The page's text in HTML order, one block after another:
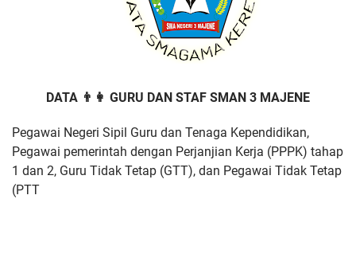
DATA 👨👩 GURU DAN STAF SMAN 3 MAJENE
Pegawai Negeri Sipil Guru dan Tenaga Kependidikan,
Pegawai pemerintah dengan Perjanjian Kerja (PPPK) tahap
1 dan 2, Guru Tidak Tetap (GTT), dan Pegawai Tidak Tetap
(PTT